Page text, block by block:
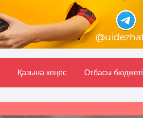
Қазына кеңес Отбасы бюджетi